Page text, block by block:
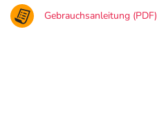
Gebrauchsanleitung (PDF)